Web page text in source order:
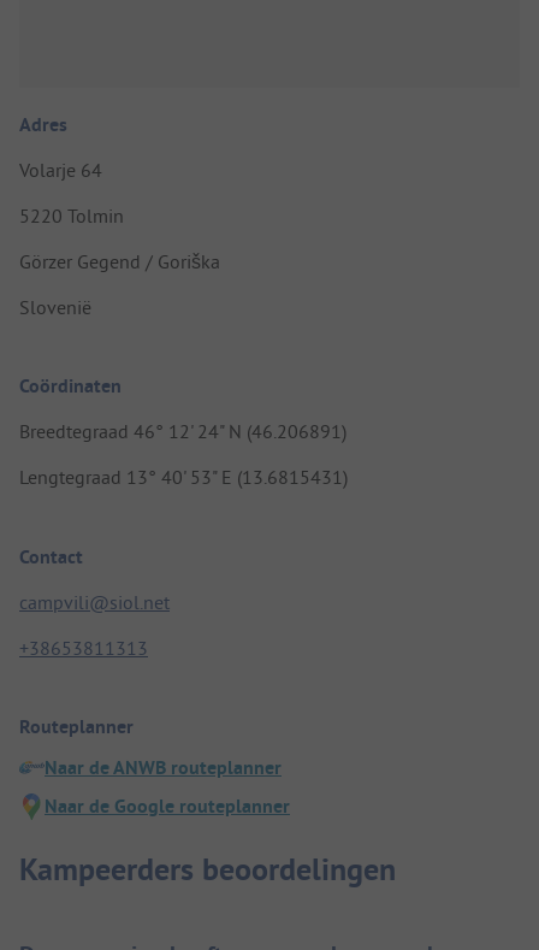
Adres
Volarje 64
5220 Tolmin
Görzer Gegend / Goriška
Slovenië
Coördinaten
Breedtegraad 46° 12' 24" N (46.206891)
Lengtegraad 13° 40' 53" E (13.6815431)
Contact
campvili@siol.net
+38653811313
Routeplanner
Naar de ANWB routeplanner
Naar de Google routeplanner
Kampeerders beoordelingen